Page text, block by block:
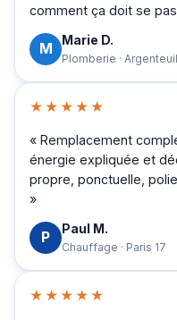
comment ça doit se
M Marie D.
Plomberie · Argenteuil
★★★★★
« Remplacement
énergie expliquée et
propre, ponctuelle,
»
P Paul M.
Chauffage · Paris 17
★★★★★